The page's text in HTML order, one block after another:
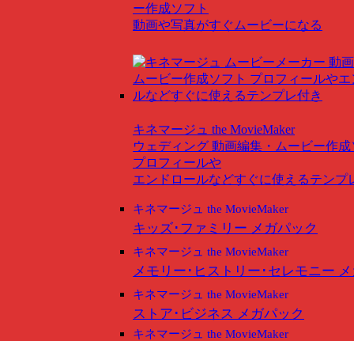
ー作成ソフト
動画や写真がすぐムービーになる
キネマージュ the MovieMaker
ウェディング 動画編集・ムービー作成
プロフィールや
エンドロールなどすぐに使えるテンプ
キネマージュ the MovieMaker
キッズ･ファミリー メガパック
キネマージュ the MovieMaker
メモリー･ヒストリー･セレモニー
キネマージュ the MovieMaker
ストア･ビジネス メガパック
キネマージュ the MovieMaker